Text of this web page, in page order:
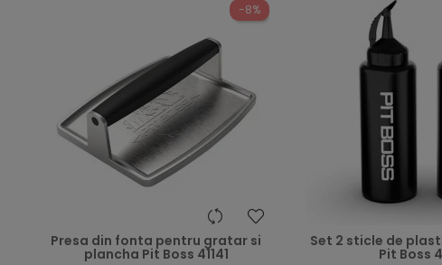
-8%
Presa din fonta pentru gratar si
plancha Pit Boss 41141
Set 2 sticle de
Pit Boss